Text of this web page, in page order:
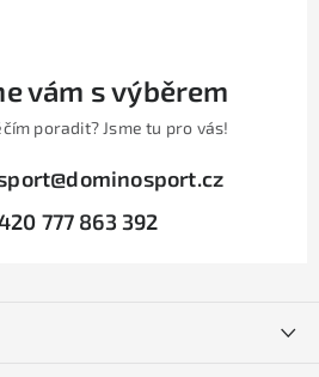
vám s výběrem
poradit? Jsme tu pro vás!
@dominosport.cz
777 863 392